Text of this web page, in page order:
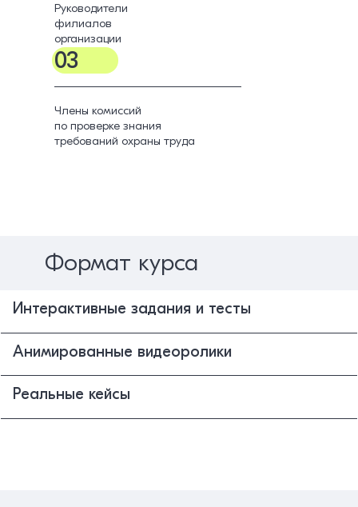
Руководители
филиалов
организации
03
Члены комиссий
по проверке знания
требований охраны труда
Формат курса
Интерактивные задания и тесты
Анимированные видеоролики
Реальные кейсы